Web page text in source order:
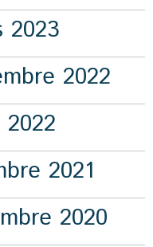
2023
2022
2021
2020